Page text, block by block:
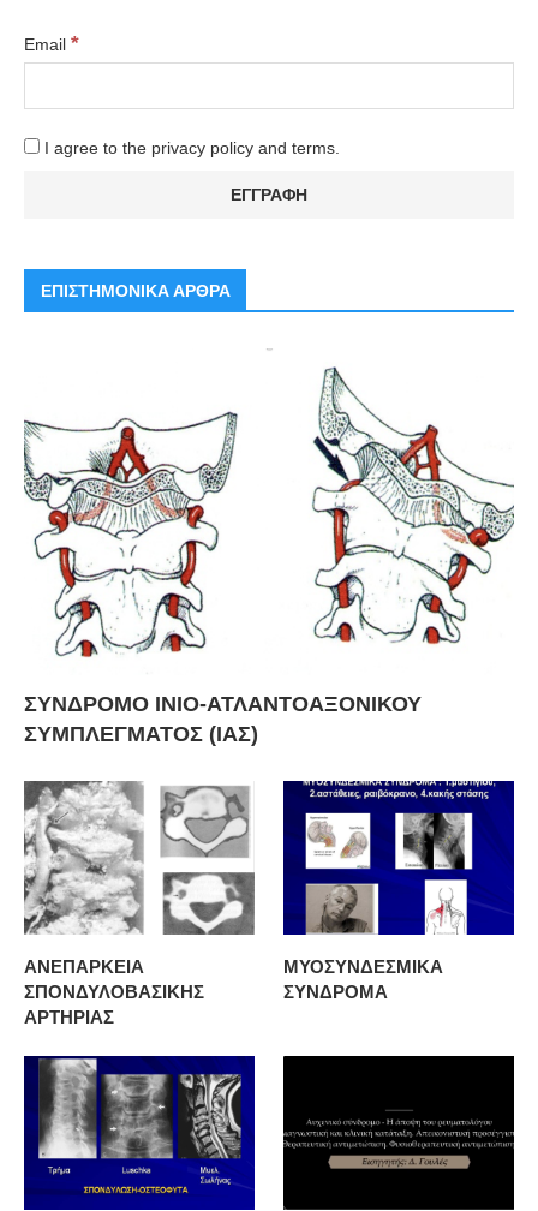
Email *
I agree to the privacy policy and terms.
ΕΠΙΣΤΗΜΟΝΙΚΑ ΑΡΘΡΑ
ΣΥΝΔΡΟΜΟ ΙΝΙΟ-ΑΤΛΑΝΤΟΑΞΟΝΙΚΟΥ
ΣΥΜΠΛΕΓΜΑΤΟΣ (ΙΑΣ)
ΑΝΕΠΑΡΚΕΙΑ
ΣΠΟΝΔΥΛΟΒΑΣΙΚΗΣ
ΑΡΤΗΡΙΑΣ
ΜΥΟΣΥΝΔΕΣΜΙΚΑ
ΣΥΝΔΡΟΜΑ